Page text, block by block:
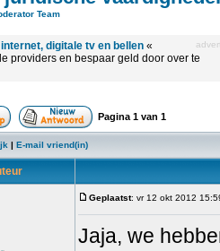
Team
digitale tv en bellen «
providers en bespaar geld door over te
Pagina 1 van 1
| E-mail vriend(in)
Geplaatst: vr 12 okt 2012
Jaja, we